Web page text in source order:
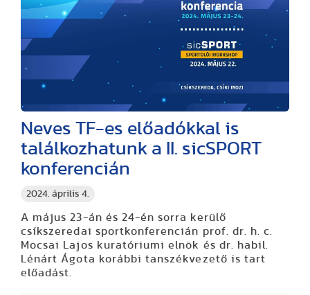
2024. április 4.
Neves TF-es előadókkal is
találkozhatunk a II. sicSPORT
konferencián
A május 23-án és 24-én sorra kerülő
csíkszeredai sportkonferencián prof. dr. h. c.
Mocsai Lajos kuratóriumi elnök és dr. habil.
Lénárt Ágota korábbi tanszékvezető is tart
előadást.